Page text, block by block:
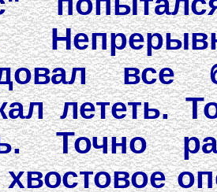
все
лететь.
Точно